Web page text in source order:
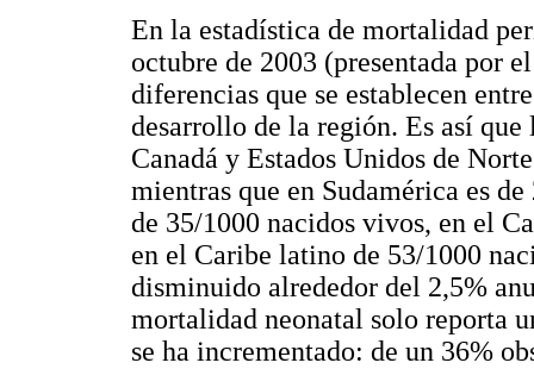
En la estadística de mortalidad
octubre de 2003 (presentada por
diferencias que se establecen
desarrollo de la región. Es así
Canadá y Estados Unidos de
mientras que en Sudamérica es
de 35/1000 nacidos vivos, en el
en el Caribe latino de 53/1000
disminuido alrededor del 2,5%
mortalidad neonatal solo reporta
se ha incrementado: de un 36%